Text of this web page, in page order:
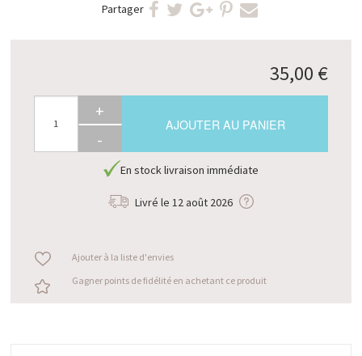
Partager
35,00 €
+
-
AJOUTER AU PANIER
En stock livraison immédiate
Livré le 12 août 2026
Ajouter à la liste d'envies
Gagner points de fidélité en achetant ce produit